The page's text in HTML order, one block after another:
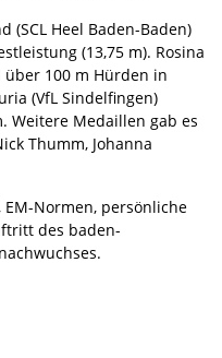
(SCL Heel Baden-Baden)
(13,75 m). Rosina
über 100 m Hürden in
(VfL Sindelfingen)
Weitere Medaillen gab es
Thumm, Johanna
Normen, persönliche
des baden-